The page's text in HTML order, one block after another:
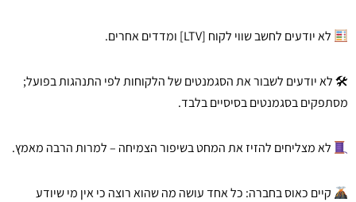
לא יודעים לחשב שווי לקוח [LTV] ומדדים אחרים.
🛠 לא יודעים לשבור את הסגמנטים של הלקוחות לפי התנהגות בפועל;
מסתפקים בסגמנטים בסיסיים בלבד.
לא מצליחים להזיז את המחט בשיפור הצמיחה – למרות הרבה מאמץ.
קיים כאוס בחברה: כל אחד עושה מה שהוא רוצה כי אין מי שיודע